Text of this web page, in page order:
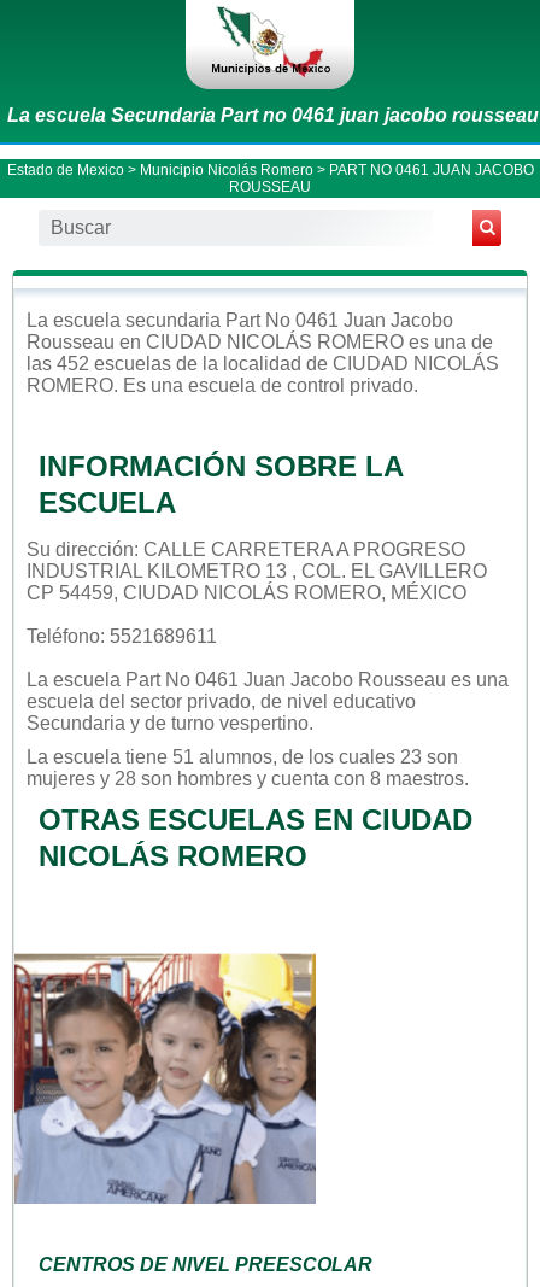
La escuela Secundaria Part no 0461 juan jacobo rousseau
Estado de Mexico> Municipio Nicolás Romero> PART NO 0461 JUAN JACOBO
ROUSSEAU
La escuela secundaria Part No 0461 Juan Jacobo
Rousseau en CIUDAD NICOLÁS ROMERO es una de
las 452 escuelas de la localidad de CIUDAD NICOLÁS
ROMERO. Es una escuela de control privado.
INFORMACIÓN SOBRE LA
ESCUELA
Su dirección: CALLE CARRETERA A PROGRESO
INDUSTRIAL KILOMETRO 13 , COL. EL GAVILLERO
CP 54459, CIUDAD NICOLÁS ROMERO, MÉXICO
Teléfono: 5521689611
La escuela Part No 0461 Juan Jacobo Rousseau es una
escuela del sector privado, de nivel educativo
Secundaria y de turno vespertino.
La escuela tiene 51 alumnos, de los cuales 23 son
mujeres y 28 son hombres y cuenta con 8 maestros.
OTRAS ESCUELAS EN CIUDAD
NICOLÁS ROMERO
CENTROS DE NIVEL PREESCOLAR